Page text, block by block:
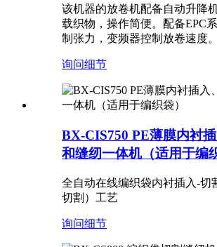
该机器的放卷机配备自动升降
载织物，操作简便。配备EPC
制张力，变频器控制放卷速度。
询问细节
BX-CIS750 PE薄膜内衬
和缝纫一体机（适用于编
全自动在线编织袋内衬插入-切
切割）工艺
询问细节